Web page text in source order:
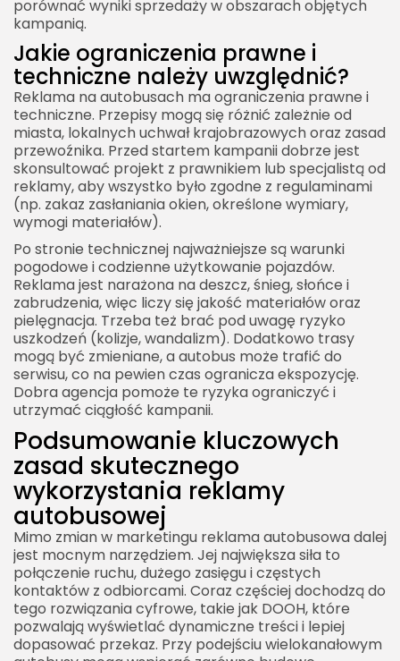
porównać wyniki sprzedaży w obszarach objętych
kampanią.
Jakie ograniczenia prawne i
techniczne należy uwzględnić?
Reklama na autobusach ma ograniczenia prawne i
techniczne. Przepisy mogą się różnić zależnie od
miasta, lokalnych uchwał krajobrazowych oraz zasad
przewoźnika. Przed startem kampanii dobrze jest
skonsultować projekt z prawnikiem lub specjalistą od
reklamy, aby wszystko było zgodne z regulaminami
(np. zakaz zasłaniania okien, określone wymiary,
wymogi materiałów).
Po stronie technicznej najważniejsze są warunki
pogodowe i codzienne użytkowanie pojazdów.
Reklama jest narażona na deszcz, śnieg, słońce i
zabrudzenia, więc liczy się jakość materiałów oraz
pielęgnacja. Trzeba też brać pod uwagę ryzyko
uszkodzeń (kolizje, wandalizm). Dodatkowo trasy
mogą być zmieniane, a autobus może trafić do
serwisu, co na pewien czas ogranicza ekspozycję.
Dobra agencja pomoże te ryzyka ograniczyć i
utrzymać ciągłość kampanii.
Podsumowanie kluczowych
zasad skutecznego
wykorzystania reklamy
autobusowej
Mimo zmian w marketingu reklama autobusowa dalej
jest mocnym narzędziem. Jej największa siła to
połączenie ruchu, dużego zasięgu i częstych
kontaktów z odbiorcami. Coraz częściej dochodzą do
tego rozwiązania cyfrowe, takie jak DOOH, które
pozwalają wyświetlać dynamiczne treści i lepiej
dopasować przekaz. Przy podejściu wielokanałowym